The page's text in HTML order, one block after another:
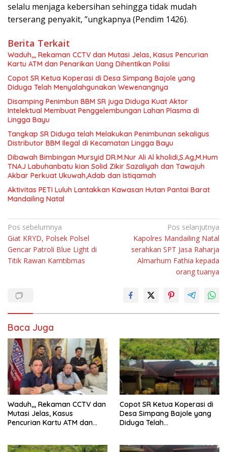
selalu menjaga kebersihan sehingga tidak mudah
terserang penyakit, ”ungkapnya (Pendim 1426).
Berita Terkait
Waduh,,, Rekaman CCTV dan Mutasi Jelas, Kasus Pencurian
Kartu ATM dan Penarikan Uang Dihentikan Polisi
Copot SR Ketua Koperasi di Desa Simpang Bajole yang
Diduga Telah Menyalahgunakan Wewenangnya
Disamping Penimbun BBM SR juga Diduga Kuat Aktor
Intelektual Membuat Penggelembungan Lahan Plasma di
Lingga Bayu
Tangkap SR Diduga telah Melakukan Penimbunan sekaligus
Distributor BBM Ilegal di Kecamatan Lingga Bayu
Dibawah Bimbingan Mursyid DR.M.Nur Ali Al kholidi,S.Ag,M.Hum
TNAJ Labuhanbatu kian Solid Zikir Sazaliyah dan Tawajuh
Akbar Perkuat Ukuwah,Adab dan Istiqamah
Aktivitas PETI Luluh Lantakkan Kawasan Hutan Pantai Barat
Mandailing Natal
Navigasi
pos
Pos sebelumnya
Giat KRYD, Polsek Polsel
Gencar Patroli Blue Light di
Titik Rawan Kamtibmas
Pos selanjutnya
Kapolres Mandailing Natal
serahkan SPT Jasa Raharja
Almarhum Fathia kepada
orang tuanya
Baca Juga
Waduh,,, Rekaman CCTV dan
Mutasi Jelas, Kasus
Pencurian Kartu ATM dan
Copot SR Ketua Koperasi di
Desa Simpang Bajole yang
Diduga Telah